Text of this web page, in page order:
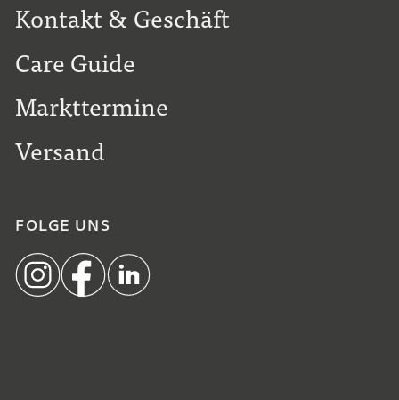
Kontakt & Geschäft
Care Guide
Markttermine
Versand
FOLGE UNS